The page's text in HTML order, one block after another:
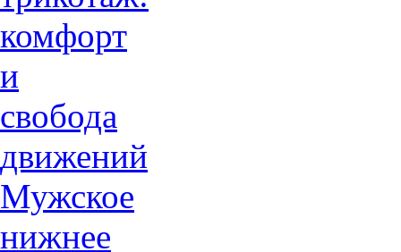
комфорт
и
свобода
движений
Мужское
нижнее